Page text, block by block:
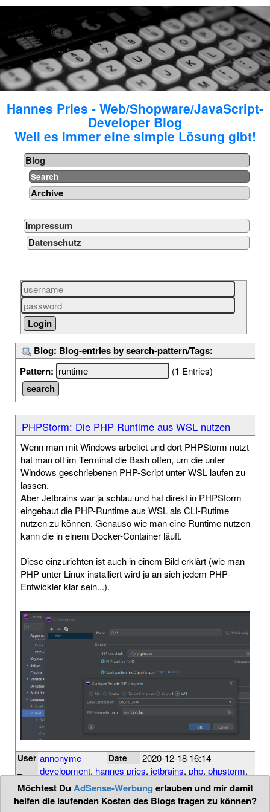
Hannes Pries - Web/Shopware/JavaScript-
Developer Blog
Weil es immer eine simple Lösung gibt!
Blog
Search
Archive
Impressum
Datenschutz
Blog: Blog-entries by search-pattern/Tags:
Pattern:
(1 Entries)
PHPStorm: Die PHP Runtime aus WSL nutzen
Wenn man mit Windows arbeitet und dort PHPStorm nutzt
hat man oft im Terminal die Bash offen, um die unter
Windows geschriebenen PHP-Script unter WSL laufen zu
lassen.
Aber Jetbrains war ja schlau und hat direkt in PHPStorm
eingebaut die PHP-Runtime aus WSL als CLI-Rutime
nutzen zu können. Genauso wie man eine Runtime nutzen
kann die in einem Docker-Container läuft.
Diese einzurichten ist auch in einem Bild erklärt (wie man
PHP unter Linux installiert wird ja an sich jedem PHP-
Entwickler klar sein...).
User annonyme Date 2020-12-18 16:14
Tags development, hannes pries, jetbrains, php, phpstorm,
runtime, tipp,wsl
Möchtest DuAdSense-Werbung erlauben und mir damit
helfen die laufenden Kosten des Blogs tragen zu können?